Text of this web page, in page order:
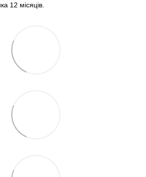
12 місяців.